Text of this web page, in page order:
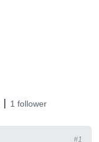
1 follower
#1